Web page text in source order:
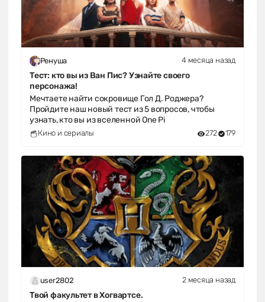
Ренуша 4 месяца назад
Тест: кто вы из Ван Пис? Узнайте своего
персонажа!
Мечтаете найти сокровище Гол Д. Роджера?
Пройдите наш новый тест из 5 вопросов, чтобы
узнать, кто вы из вселенной One Pi
Кино и сериалы 272 179
user2802 2 месяца назад
Твой факультет в Хогвартсе.